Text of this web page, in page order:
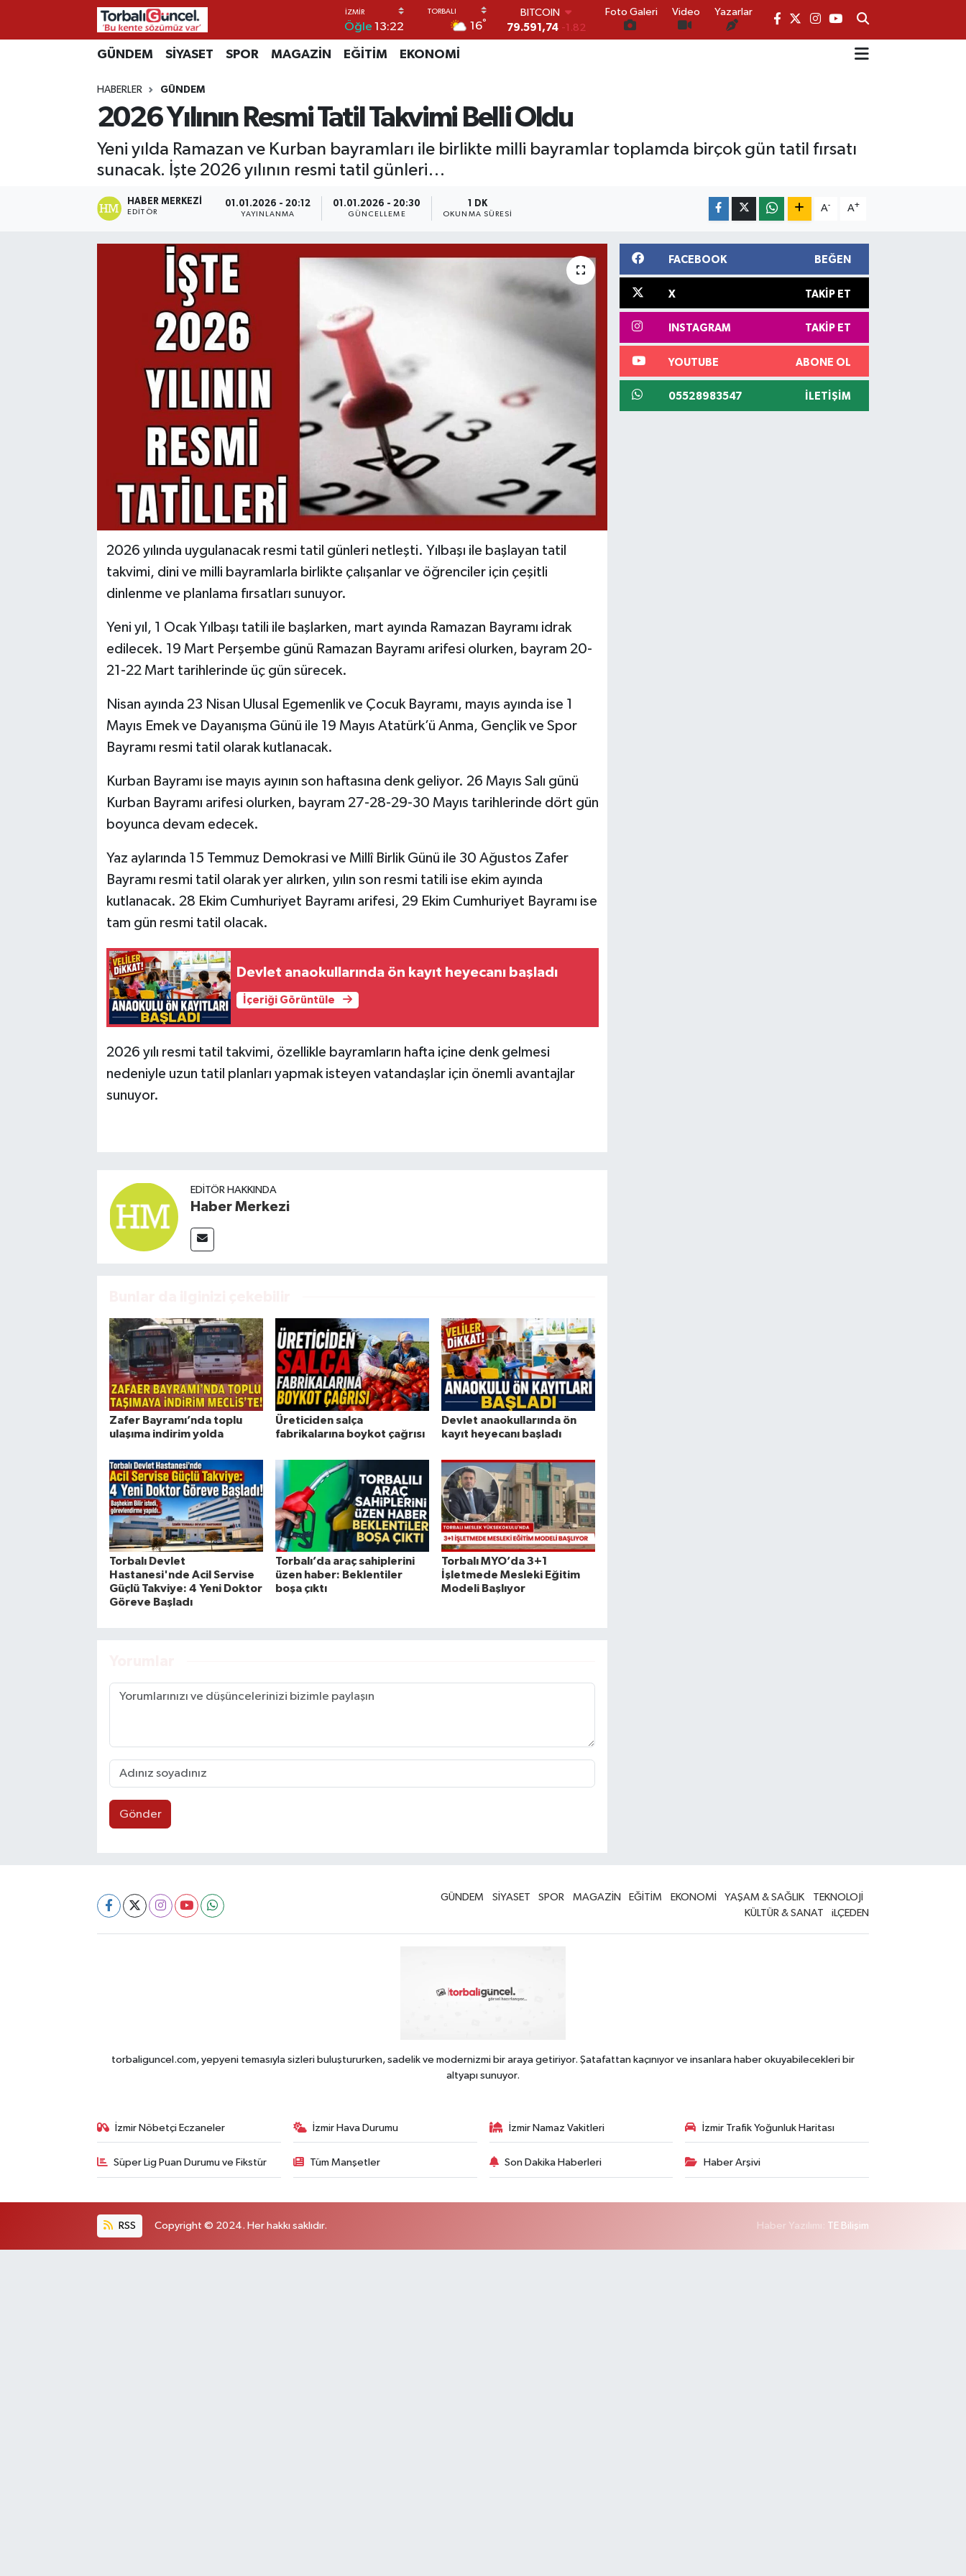
Öğle 13:22 16°
DOLAR
45,43620 0.02
G.ALTIN
6862,09000
14.598,00 0
Foto Galeri Video Yazarlar
GÜNDEM SİYASET SPOR MAGAZİN EĞİTİM EKONOMİ
HABERLER GÜNDEM
2026 Yılının Resmi Tatil Takvimi Belli Oldu
Yeni yılda Ramazan ve Kurban bayramları ile birlikte milli bayramlar toplamda birçok gün tatil fırsatı
sunacak. İşte 2026 yılının resmi tatil günleri…
HABER MERKEZI
EDITÖR
01.01.2026 - 20:12
YAYINLANMA
01.01.2026 - 20:30
GÜNCELLEME
1 DK
OKUNMA SÜRESI
A- A+
2026 yılında uygulanacak resmi tatil günleri netleşti. Yılbaşı ile başlayan tatil
takvimi, dini ve milli bayramlarla birlikte çalışanlar ve öğrenciler için çeşitli
dinlenme ve planlama fırsatları sunuyor.
Yeni yıl, 1 Ocak Yılbaşı tatili ile başlarken, mart ayında Ramazan Bayramı idrak
edilecek. 19 Mart Perşembe günü Ramazan Bayramı arifesi olurken, bayram 20-
21-22 Mart tarihlerinde üç gün sürecek.
Nisan ayında 23 Nisan Ulusal Egemenlik ve Çocuk Bayramı, mayıs ayında ise 1
Mayıs Emek ve Dayanışma Günü ile 19 Mayıs Atatürk’ü Anma, Gençlik ve Spor
Bayramı resmi tatil olarak kutlanacak.
Kurban Bayramı ise mayıs ayının son haftasına denk geliyor. 26 Mayıs Salı günü
Kurban Bayramı arifesi olurken, bayram 27-28-29-30 Mayıs tarihlerinde dört gün
boyunca devam edecek.
Yaz aylarında 15 Temmuz Demokrasi ve Millî Birlik Günü ile 30 Ağustos Zafer
Bayramı resmi tatil olarak yer alırken, yılın son resmi tatili ise ekim ayında
kutlanacak. 28 Ekim Cumhuriyet Bayramı arifesi, 29 Ekim Cumhuriyet Bayramı ise
tam gün resmi tatil olacak.
Devlet anaokullarında ön kayıt heyecanı başladı
İçeriği Görüntüle
2026 yılı resmi tatil takvimi, özellikle bayramların hafta içine denk gelmesi
nedeniyle uzun tatil planları yapmak isteyen vatandaşlar için önemli avantajlar
sunuyor.
EDITÖR HAKKINDA
Haber Merkezi
Zafer Bayramı’nda toplu
ulaşıma indirim yolda
Üreticiden salça
fabrikalarına boykot çağrısı
Devlet anaokullarında ön
kayıt heyecanı başladı
Torbalı Devlet
Hastanesi'nde Acil Servise
Güçlü Takviye: 4 Yeni Doktor
Göreve Başladı
Torbalı’da araç sahiplerini
üzen haber: Beklentiler
boşa çıktı
Torbalı MYO’da 3+1
İşletmede Mesleki Eğitim
Modeli Başlıyor
Gönder
FACEBOOK BEĞEN
X TAKIP ET
INSTAGRAM TAKIP ET
YOUTUBE ABONE OL
05528983547 İLETIŞIM
GÜNDEM SİYASET SPOR MAGAZİN EĞİTİM EKONOMİ YAŞAM & SAĞLIK
TEKNOLOJİ
KÜLTÜR & SANAT
iLÇEDEN
torbaliguncel.com, yepyeni temasıyla sizleri buluştururken, sadelik ve modernizmi bir araya getiriyor. Şatafattan kaçınıyor ve insanlara haber okuyabilecekleri bir
altyapı sunuyor.
İzmir Nöbetçi Eczaneler İzmir Hava Durumu İzmir Namaz Vakitleri İzmir Trafik Yoğunluk Haritası
Süper Lig Puan Durumu ve Fikstür Tüm Manşetler Son Dakika Haberleri Haber Arşivi
RSS Copyright © 2024. Her hakkı saklıdır. Haber Yazılımı: TE Bilişim
İzmir Nöbetçi Eczaneler
İzmir Hava Durumu
İzmir Namaz Vakitleri
İzmir Trafik Yoğunluk Haritası
Süper Lig Puan Durumu ve Fikstür